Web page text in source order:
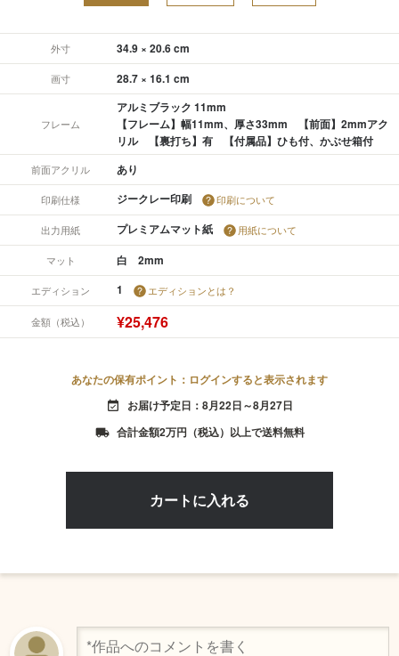
外寸 34.9 × 20.6 cm
画寸 28.7 × 16.1 cm
フレーム
アルミブラック 11mm
【フレーム】幅11mm、厚さ33mm 【前面】2mmアク
リル 【裏打ち】有 【付属品】ひも付、かぶせ箱付
前面アクリル あり
印刷仕様 ジークレー印刷 印刷について
出力用紙 プレミアムマット紙 用紙について
マット 白 2mm
エディション 1 エディションとは？
金額（税込） ¥25,476
あなたの保有ポイント：ログインすると表示されます
event_available お届け予定日：8月22日～8月27日
local_shipping 合計金額2万円（税込）以上で送料無料